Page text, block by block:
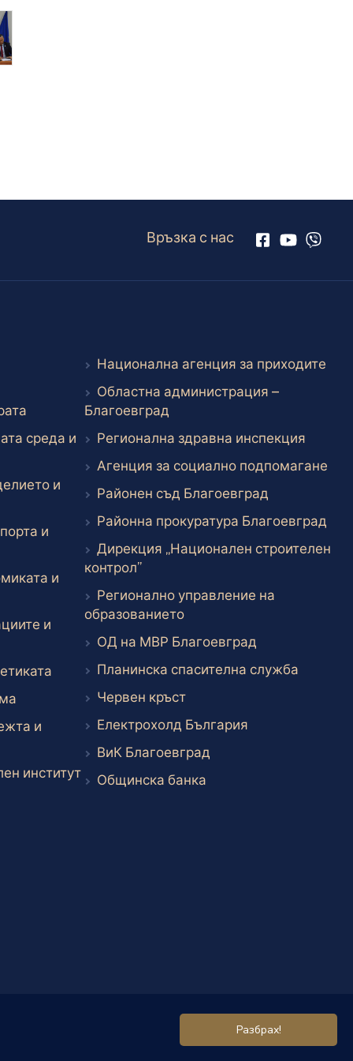
Връзка с нас
Външен линк
среда и
и
и
и
и
Външен линк
Външен линк
и
институтВъншен линк
Национална агенция за приходите
Областна администрация –
Благоевград
Регионална здравна инспекция
Агенция за социално подпомагане
Районен съд Благоевград
Районна прокуратура Благоевград
Дирекция „Национален строителен
контрол”Външен линк
Регионално управление на
образованиетоВъншен линк
ОД на МВР Благоевград
Планинска спасителна служба
Червен кръстВъншен линк
Електрохолд България
ВиК Благоевград
Общинска банка
Разбрах!